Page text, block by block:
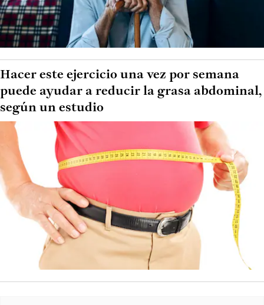
Hacer este ejercicio una vez por semana
puede ayudar a reducir la grasa abdominal,
según un estudio